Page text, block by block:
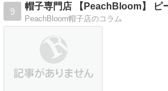
9
帽子専門店 【PeachBloom】 ピ
PeachBloom帽子店のコラム